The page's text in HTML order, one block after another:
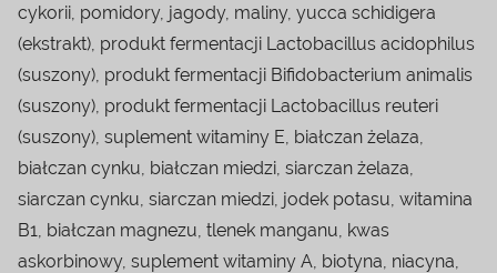
cykorii, pomidory, jagody, maliny, yucca schidigera
(ekstrakt), produkt fermentacji Lactobacillus acidophilus
(suszony), produkt fermentacji Bifidobacterium animalis
(suszony), produkt fermentacji Lactobacillus reuteri
(suszony), suplement witaminy E, białczan żelaza,
białczan cynku, białczan miedzi, siarczan żelaza,
siarczan cynku, siarczan miedzi, jodek potasu, witamina
B1, białczan magnezu, tlenek manganu, kwas
askorbinowy, suplement witaminy A, biotyna, niacyna,